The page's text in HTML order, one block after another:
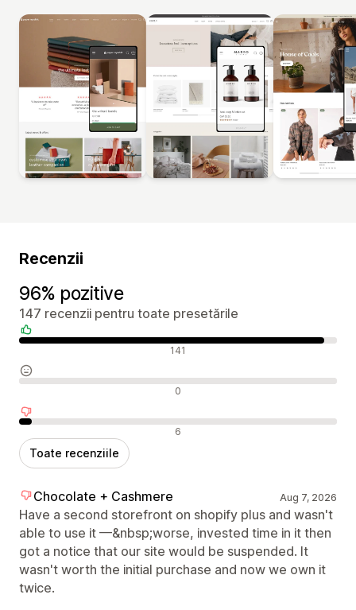
Recenzii
96% pozitive
147 recenzii pentru toate presetările
Recenzii pozitive 141
Recenzii neutre 0
Recenzii negative 6
Toate recenziile
Chocolate + Cashmere Aug 7, 2026
Have a second storefront on shopify plus and wasn't
able to use it —&nbsp;worse, invested time in it then
got a notice that our site would be suspended. It
wasn't worth the initial purchase and now we own it
twice.